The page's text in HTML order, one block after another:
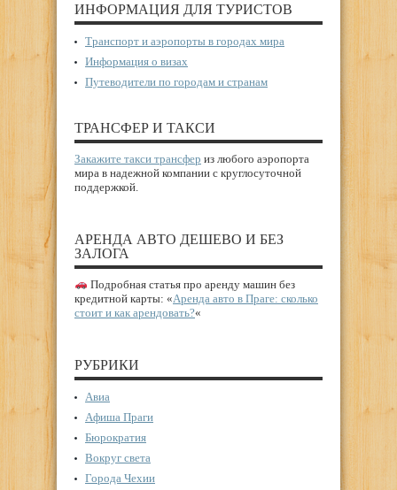
ИНФОРМАЦИЯ ДЛЯ ТУРИСТОВ
Транспорт и аэропорты в городах мира
Информация о визах
Путеводители по городам и странам
ТРАНСФЕР И ТАКСИ
Закажите такси трансфер из любого аэропорта
мира в надежной компании с круглосуточной
поддержкой.
АРЕНДА АВТО ДЕШЕВО И БЕЗ
ЗАЛОГА
Подробная статья про аренду машин без
кредитной карты: «Аренда авто в Праге: сколько
стоит и как арендовать?«
РУБРИКИ
Авиа
Афиша Праги
Бюрократия
Вокруг света
Города Чехии